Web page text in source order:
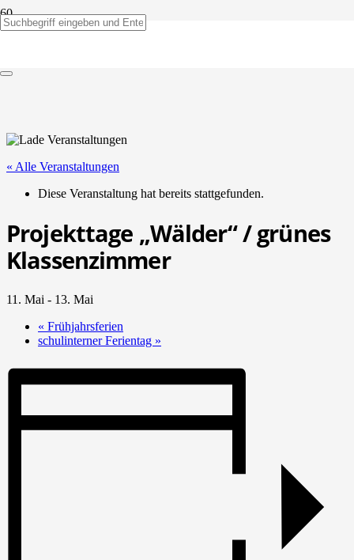
« Alle Veranstaltungen
Diese Veranstaltung hat bereits stattgefunden.
Projekttage „Wälder“ / grünes
Klassenzimmer
11. Mai - 13. Mai
« Frühjahrsferien
schulinterner Ferientag »